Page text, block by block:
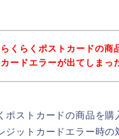
らくらくポストカードの商
カードエラーが出てしまっ
ポストカードの商品を
ジットカードエラー時